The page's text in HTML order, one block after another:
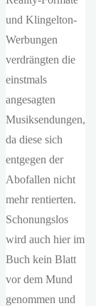
und Klingelton-
Werbungen
verdrängten die
einstmals
angesagten
Musiksendungen,
da diese sich
entgegen der
Abofallen nicht
mehr rentierten.
Schonungslos
wird auch hier im
Buch kein Blatt
vor dem Mund
genommen und